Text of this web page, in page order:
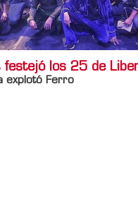
festejó los 25 de
explotó Ferro